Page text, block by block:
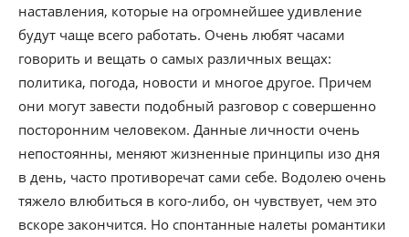
наставления, которые на огромнейшее удивление
будут чаще всего работать. Очень любят часами
говорить и вещать о самых различных вещах:
политика, погода, новости и многое другое. Причем
они могут завести подобный разговор с совершенно
посторонним человеком. Данные личности очень
непостоянны, меняют жизненные принципы изо дня
в день, часто противоречат сами себе. Водолею очень
тяжело влюбиться в кого-либо, он чувствует, чем это
вскоре закончится. Но спонтанные налеты романтики